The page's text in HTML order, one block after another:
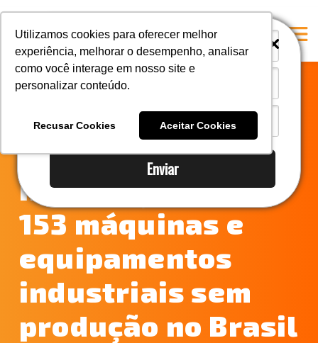
Enviar
Utilizamos cookies para oferecer melhor
experiência, melhorar o desempenho, analisar
como você interage em nosso site e
personalizar conteúdo.
Recusar Cookies Aceitar Cookies
i
i
A Mastersul
Responsabilidade social
Blog
Contato
Camex zera
Imposto de
Importação para
153 máquinas e
equipamentos
industriais sem
produção no Brasil